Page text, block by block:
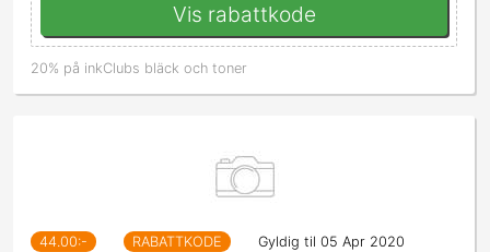
Vis rabattkode
20% på inkClubs bläck och toner
44.00:- RABATTKODE Gyldig til 05 Apr 2020